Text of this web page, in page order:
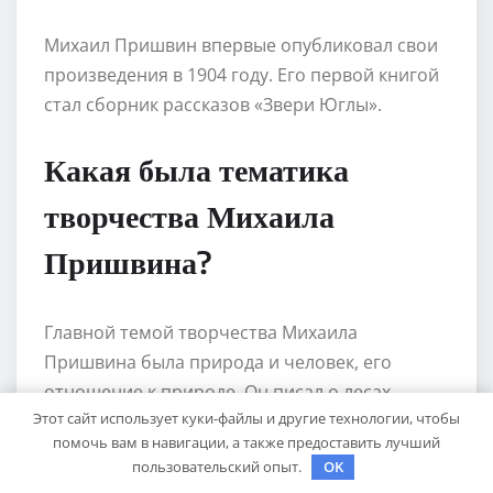
Михаил Пришвин впервые опубликовал свои
произведения в 1904 году. Его первой книгой
стал сборник рассказов «Звери Юглы».
Какая была тематика
творчества Михаила
Пришвина?
Главной темой творчества Михаила
Пришвина была природа и человек, его
отношение к природе. Он писал о лесах,
озерах, животных, охоте и рыбалке. В его
произведениях также прослеживаются
философские и символические элементы.
Этот сайт использует куки-файлы и другие технологии, чтобы
помочь вам в навигации, а также предоставить лучший
пользовательский опыт.
OK